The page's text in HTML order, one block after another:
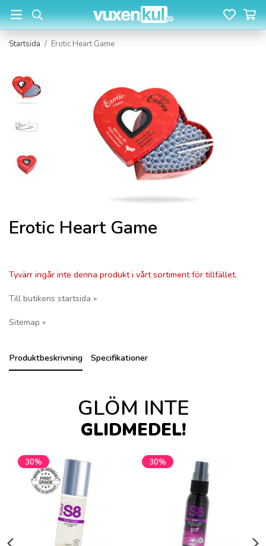
Startsida / Erotic Heart Game
Erotic Heart Game
Tyvärr ingår inte denna produkt i vårt sortiment för tillfället.
Till butikens startsida »
Sitemap »
Produktbeskrivning Specifikationer
GLÖM INTE
GLIDMEDEL!
30% 30%